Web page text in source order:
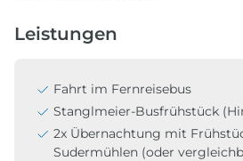
Leistungen
Fahrt im Fernreisebus
Stanglmeier-Busfrühstück
2x Übernachtung mit
Sudermühlen (oder